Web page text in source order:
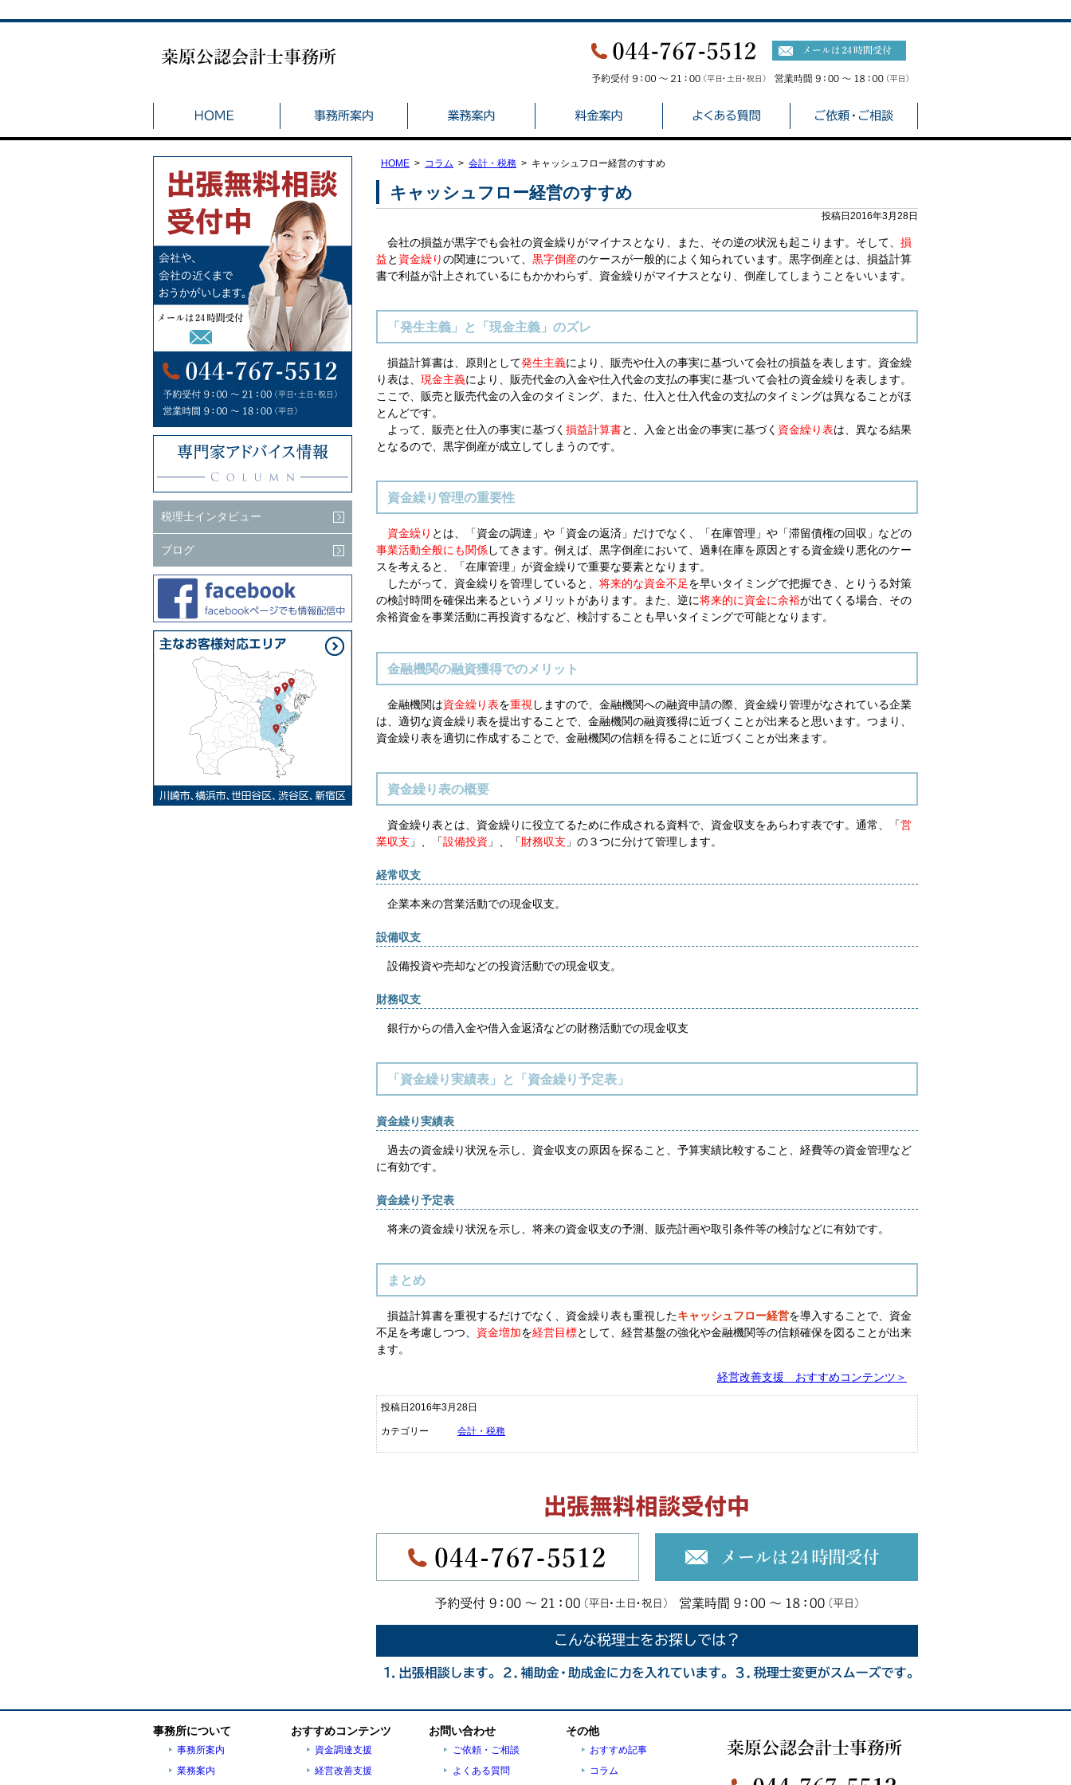
HOME コラム 会計・税務 キャッシュフロー経営のすすめ
キャッシュフロー経営のすすめ
投稿日2016年3月28日
会社の損益が黒字でも会社の資金繰りがマイナスとなり、また、その逆の状況も起こります。そして、 損
益と 資金繰りの関連について、 黒字倒産のケースが一般的によく知られています。黒字倒産とは、損益計算
書で利益が計上されているにもかかわらず、資金繰りがマイナスとなり、倒産してしまうことをいいます。
「発生主義」と「現金主義」のズレ
損益計算書は、原則として発生主義により、販売や仕入の事実に基づいて会社の損益を表します。資金繰
り表は、 現金主義により、販売代金の入金や仕入代金の支払の事実に基づいて会社の資金繰りを表します。
ここで、販売と販売代金の入金のタイミング、また、仕入と仕入代金の支払のタイミングは異なることがほ
とんどです。
よって、販売と仕入の事実に基づく 損益計算書と、入金と出金の事実に基づく 資金繰り表は、異なる結果
となるので、黒字倒産が成立してしまうのです。
資金繰り管理の重要性
資金繰り とは、「資金の調達」や「資金の返済」だけでなく、「在庫管理」や「滞留債権の回収」などの
事業活動全般にも関係してきます。例えば、黒字倒産において、過剰在庫を原因とする資金繰り悪化のケー
スを考えると、「在庫管理」が資金繰りで重要な要素となります。
したがって、資金繰りを管理していると、 将来的な資金不足を早いタイミングで把握でき、とりうる対策
の検討時間を確保出来るというメリットがあります。また、逆に将来的に資金に余裕が出てくる場合、その
余裕資金を事業活動に再投資するなど、検討することも早いタイミングで可能となります。
金融機関の融資獲得でのメリット
金融機関は資金繰り表を重視 しますので、金融機関への融資申請の際、資金繰り管理がなされている企業
は、適切な資金繰り表を提出することで、金融機関の融資獲得に近づくことが出来ると思います。つまり、
資金繰り表を適切に作成することで、金融機関の信頼を得ることに近づくことが出来ます。
資金繰り表の概要
資金繰り表とは、資金繰りに役立てるために作成される資料で、資金収支をあらわす表です。通常、「営
業収支 」、「設備投資 」、「財務収支 」の３つに分けて管理します。
経常収支
企業本来の営業活動での現金収支。
設備収支
設備投資や売却などの投資活動での現金収支。
財務収支
銀行からの借入金や借入金返済などの財務活動での現金収支
「資金繰り実績表」と「資金繰り予定表」
資金繰り実績表
過去の資金繰り状況を示し、資金収支の原因を探ること、予算実績比較すること、経費等の資金管理など
に有効です。
資金繰り予定表
将来の資金繰り状況を示し、将来の資金収支の予測、販売計画や取引条件等の検討などに有効です。
まとめ
損益計算書を重視するだけでなく、資金繰り表も重視したキャッシュフロー経営を導入することで、資金
不足を考慮しつつ、 資金増加を経営目標として、経営基盤の強化や金融機関等の信頼確保を図ることが出来
ます。
経営改善支援 おすすめコンテンツ＞
投稿日2016年3月28日
カテゴリー 会計・税務
税理士インタビュー
ブログ
事務所について
事務所案内
業務案内
おすすめコンテンツ
資金調達支援
経営改善支援
お問い合わせ
ご依頼・ご相談
よくある質問
その他
おすすめ記事
コラム